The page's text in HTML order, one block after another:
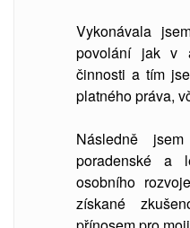
Vykonávala
povolání jak v
činnosti a tím
platného práva,
Následně
poradenské a
osobního
získané